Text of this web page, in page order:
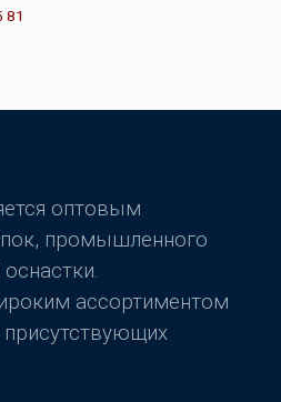
81
оптовым
промышленного
ассортиментом